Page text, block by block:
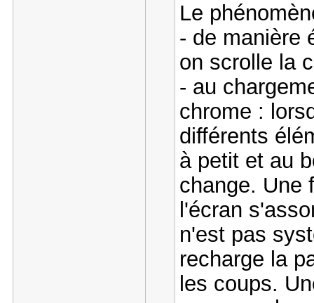
Le
- de manière
on scrolle la
- au
chrome :
différents
à petit et au
change. Une
l'écran
n'est pas
recharge la
les coups.